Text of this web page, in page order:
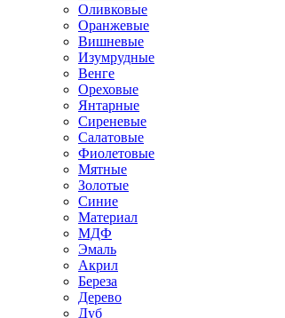
Оливковые
Оранжевые
Вишневые
Изумрудные
Венге
Ореховые
Янтарные
Сиреневые
Салатовые
Фиолетовые
Мятные
Золотые
Синие
Материал
МДФ
Эмаль
Акрил
Береза
Дерево
Дуб